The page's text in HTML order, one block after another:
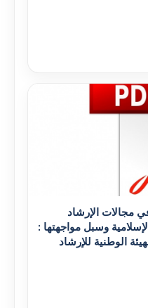
مجالات الإرشاد
وسبل مواجهتها :
الوطنية للإرشاد